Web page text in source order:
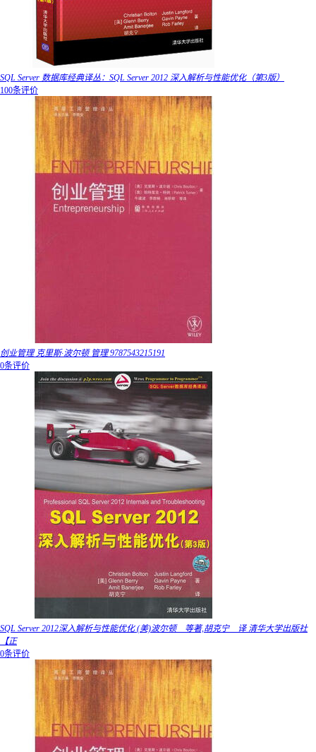
SQL Server 数据库经典译丛：SQL Server 2012 深入解析与性能优化（第3版）
100条评价
创业管理 克里斯·波尔顿 管理 9787543215191
0条评价
SQL Server 2012深入解析与性能优化 (美)波尔顿 等著,胡克宁 译 清华大学出版社
【正
0条评价